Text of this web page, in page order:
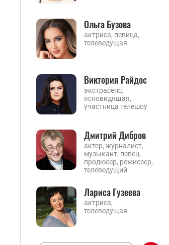
Ольга Бузова
актриса, певица,
телеведущая
Виктория Райдос
экстрасенс,
ясновидящая,
участница телешоу
Дмитрий Дибров
актер, журналист,
музыкант, певец,
продюсер, режиссер,
телеведущий
Лариса Гузеева
актриса,
телеведущая